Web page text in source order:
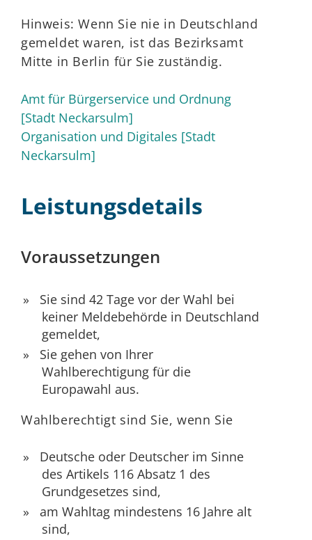
Hinweis: Wenn Sie nie in Deutschland
gemeldet waren, ist das Bezirksamt
Mitte in Berlin für Sie zuständig.
Amt für Bürgerservice und Ordnung
[Stadt Neckarsulm]
Organisation und Digitales [Stadt
Neckarsulm]
Leistungsdetails
Voraussetzungen
Sie sind 42 Tage vor der Wahl bei
keiner Meldebehörde in Deutschland
gemeldet,
Sie gehen von Ihrer
Wahlberechtigung für die
Europawahl aus.
Wahlberechtigt sind Sie, wenn Sie
Deutsche oder Deutscher im Sinne
des Artikels 116 Absatz 1 des
Grundgesetzes sind,
am Wahltag mindestens 16 Jahre alt
sind,